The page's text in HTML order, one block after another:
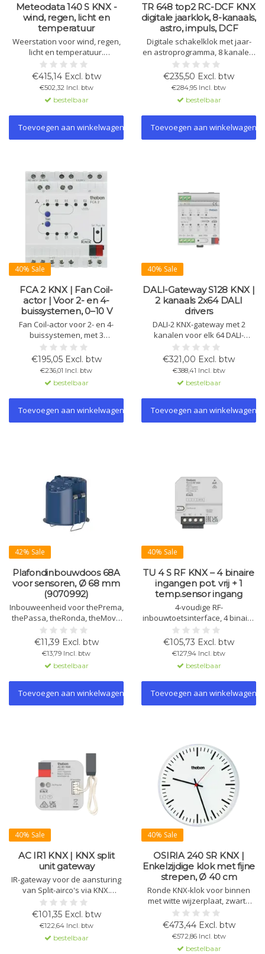
Meteodata 140 S KNX -
wind, regen, licht en
temperatuur
Weerstation voor wind, regen,
licht en temperatuur.
Automatische zonwering voor
max. 8 gevels, inclusief
regensensor, logica en KNX-
integratie.
€415,14 Excl. btw
€502,32 Incl. btw
bestelbaar
Toevoegen aan winkelwagen
TR 648 top2 RC-DCF KNX
digitale jaarklok, 8-kanaals,
astro, impuls, DCF
Digitale schakelklok met jaar-
en astroprogramma, 8 kanalen,
DCF-tijd, 800 geheugenplaatsen,
vakantie- en cyclusprogramma,
zonder netspanning, DIN-
railmontage, KNX-bus.
€235,50 Excl. btw
€284,95 Incl. btw
bestelbaar
Toevoegen aan winkelwagen
40% Sale
FCA 2 KNX | Fan Coil-
actor | Voor 2- en 4-
buissystemen, 0–10 V
Fan Coil-actor voor 2- en 4-
buissystemen, met 3
ventilatorstanden,
relaisuitgang, 0–10 V regeling,
condensbewaking,
handbediening en aanpassing
op buitentemperatuur.
€195,05 Excl. btw
€236,01 Incl. btw
bestelbaar
Toevoegen aan winkelwagen
40% Sale
DALI-Gateway S128 KNX |
2 kanaals 2x64 DALI
drivers
DALI-2 KNX-gateway met 2
kanalen voor elk 64 DALI-
drivers. (16) groepen, scènes,
DT8-kleurregeling, effecten en
eenvoudige inbedrijfstelling via
gratis ETS DCA-app.
€321,00 Excl. btw
€388,41 Incl. btw
bestelbaar
Toevoegen aan winkelwagen
42% Sale
Plafondinbouwdoos 68A
voor sensoren, Ø 68 mm
(9070992)
Inbouweenheid voor thePrema,
thePassa, theRonda, theMova
P, PresenceLight 360, compact
office, passage en passimo.
Met trekontlasting en
aanrakingsbeveiliging. Ø 67,5
mm.
€11,39 Excl. btw
€13,79 Incl. btw
bestelbaar
Toevoegen aan winkelwagen
40% Sale
TU 4 S RF KNX – 4 binaire
ingangen pot. vrij + 1
temp.sensor ingang
4-voudige RF-
inbouwtoetsinterface, 4 binaire
ingangen en 1 voor
temperatuursensor, KNX Data
Secure. Vrije functie-toewijzing,
compacte montage, eenvoudig
te integreren.
€105,73 Excl. btw
€127,94 Incl. btw
bestelbaar
Toevoegen aan winkelwagen
40% Sale
AC IR1 KNX | KNX split
unit gateway
IR-gateway voor de aansturing
van Split-airco's via KNX.
Eenvoudig te configureren met
uitgebreide database van meer
dan 500 ondersteunde
modellen.
€101,35 Excl. btw
€122,64 Incl. btw
bestelbaar
40% Sale
OSIRIA 240 SR KNX |
Enkelzijdige klok met fijne
strepen, Ø 40 cm
Ronde KNX-klok voor binnen
met witte wijzerplaat, zwarte
fijngestreepte cijfers, plexiglas,
rode secondewijzer en
robuuste kunststofbehuizing. Ø
400 mm.
€473,44 Excl. btw
€572,86 Incl. btw
bestelbaar